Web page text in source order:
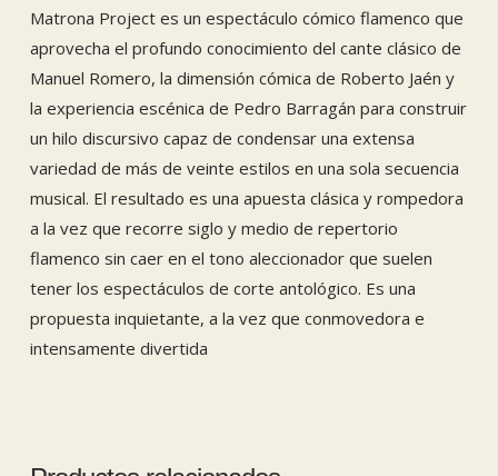
Matrona Project es un espectáculo cómico flamenco que
aprovecha el profundo conocimiento del cante clásico de
Manuel Romero, la dimensión cómica de Roberto Jaén y
la experiencia escénica de Pedro Barragán para construir
un hilo discursivo capaz de condensar una extensa
variedad de más de veinte estilos en una sola secuencia
musical. El resultado es una apuesta clásica y rompedora
a la vez que recorre siglo y medio de repertorio
flamenco sin caer en el tono aleccionador que suelen
tener los espectáculos de corte antológico. Es una
propuesta inquietante, a la vez que conmovedora e
intensamente divertida